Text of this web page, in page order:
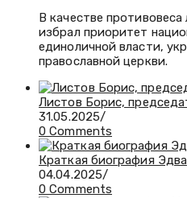
В качестве
избрал приоритет
единоличной власти,
православной церкви.
Листов Борис,
31.05.2025/
0 Comments
Краткая биография
04.04.2025/
0 Comments